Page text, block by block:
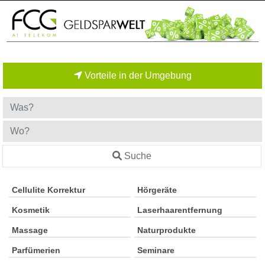
Vorteile in der Umgebung
Suche
Cellulite Korrektur Hörgeräte
Kosmetik Laserhaarentfernung
Massage Naturprodukte
Parfümerien Seminare